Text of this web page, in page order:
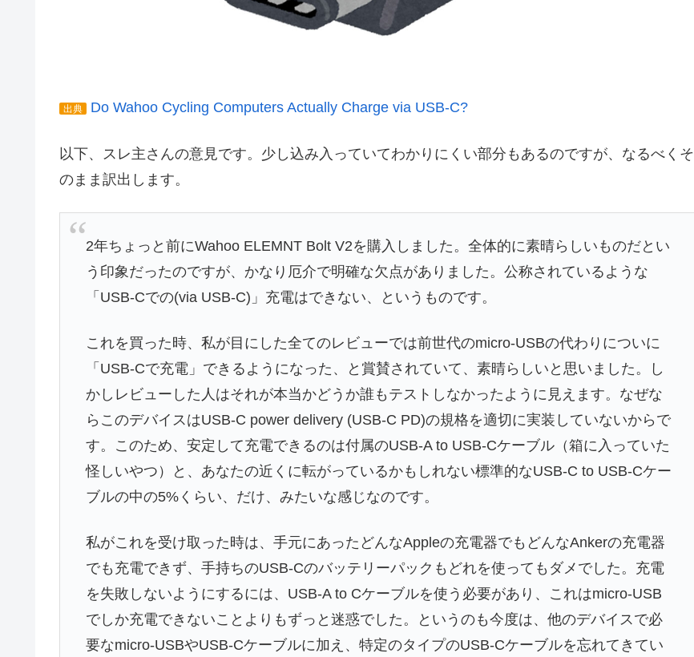
出典 Do Wahoo Cycling Computers Actually Charge via USB-C?
以下、スレ主さんの意見です。少し込み入っていてわかりにくい部分もあるのですが、なるべくそ
のまま訳出します。
2年ちょっと前にWahoo ELEMNT Bolt V2を購入しました。全体的に素晴らしいものだとい
う印象だったのですが、かなり厄介で明確な欠点がありました。公称されているような
「USB-Cでの(via USB-C)」充電はできない、というものです。
これを買った時、私が目にした全てのレビューでは前世代のmicro-USBの代わりについに
「USB-Cで充電」できるようになった、と賞賛されていて、素晴らしいと思いました。し
かしレビューした人はそれが本当かどうか誰もテストしなかったように見えます。なぜな
らこのデバイスはUSB-C power delivery (USB-C PD)の規格を適切に実装していないからで
す。このため、安定して充電できるのは付属のUSB-A to USB-Cケーブル（箱に入っていた
怪しいやつ）と、あなたの近くに転がっているかもしれない標準的なUSB-C to USB-Cケー
ブルの中の5%くらい、だけ、みたいな感じなのです。
私がこれを受け取った時は、手元にあったどんなAppleの充電器でもどんなAnkerの充電器
でも充電できず、手持ちのUSB-Cのバッテリーパックもどれを使ってもダメでした。充電
を失敗しないようにするには、USB-A to Cケーブルを使う必要があり、これはmicro-USB
でしか充電できないことよりもずっと迷惑でした。というのも今度は、他のデバイスで必
要なmicro-USBやUSB-Cケーブルに加え、特定のタイプのUSB-Cケーブルを忘れてきてい